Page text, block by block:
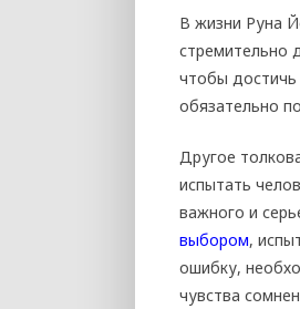
В жизни Руна
стремительно
чтобы
обязательно
Другое
испытать
важного и
выбором,
ошибку,
чувства